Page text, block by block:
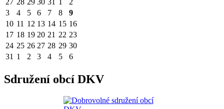
3
4 5 6 7 8
9
10 11 12 13 14 15 16
17 18 19 20 21 22 23
24 25 26 27 28 29 30
31 1 2 3 4 5 6
Sdružení obcí DKV